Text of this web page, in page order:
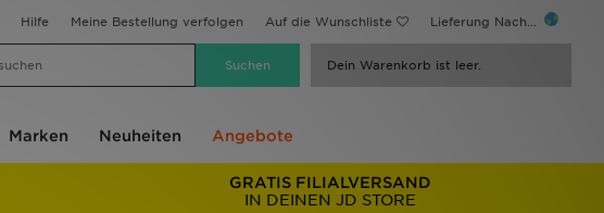
Hilfe Meine Bestellung verfolgen Auf die Wunschliste Lieferung Nach...
Dein Warenkorb ist leer.
Marken Neuheiten Angebote
GRATIS FILIALVERSAND
IN DEINEN JD STORE